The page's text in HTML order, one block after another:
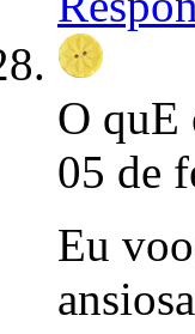
O quE
05 de
Eu